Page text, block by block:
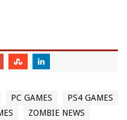
PC GAMES
PS4 GAMES
ZOMBIE NEWS